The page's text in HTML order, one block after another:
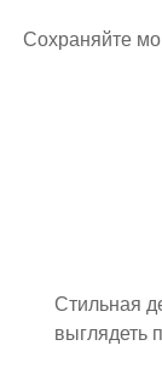
Сохраняйте
Стильная
выглядеть